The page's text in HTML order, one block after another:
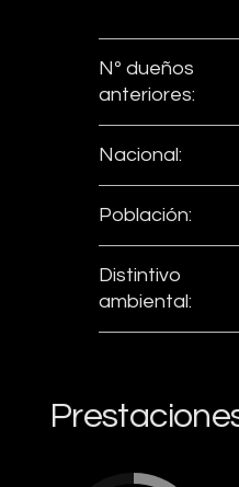
Nº dueños
anteriores:
Nacional:
Población:
Distintivo
ambiental: